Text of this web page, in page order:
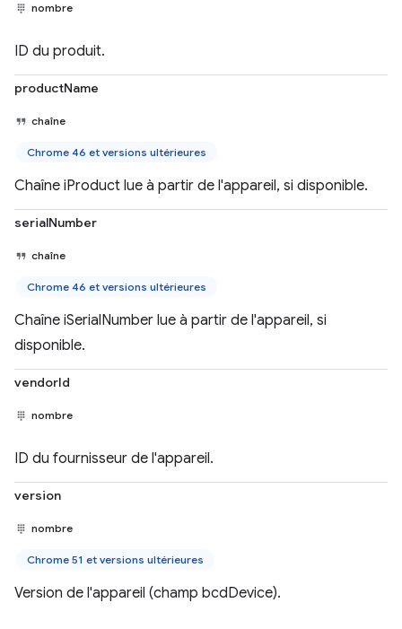
nombre
ID du produit.
productName
chaîne
Chrome 46 et versions ultérieures
Chaîne iProduct lue à partir de l'appareil, si disponible.
serialNumber
chaîne
Chrome 46 et versions ultérieures
Chaîne iSerialNumber lue à partir de l'appareil, si
disponible.
vendorId
nombre
ID du fournisseur de l'appareil.
version
nombre
Chrome 51 et versions ultérieures
Version de l'appareil (champ bcdDevice).